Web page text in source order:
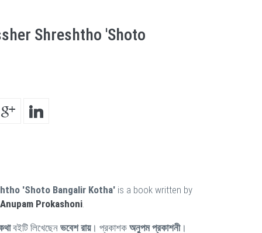
Shreshtho 'Shoto
'Shoto Bangalir Kotha' is a book written by
Anupam Prokashoni.
বইটি লিখেছেন ভবেশ রায়। প্রকাশক অনুপম প্রকাশনী।